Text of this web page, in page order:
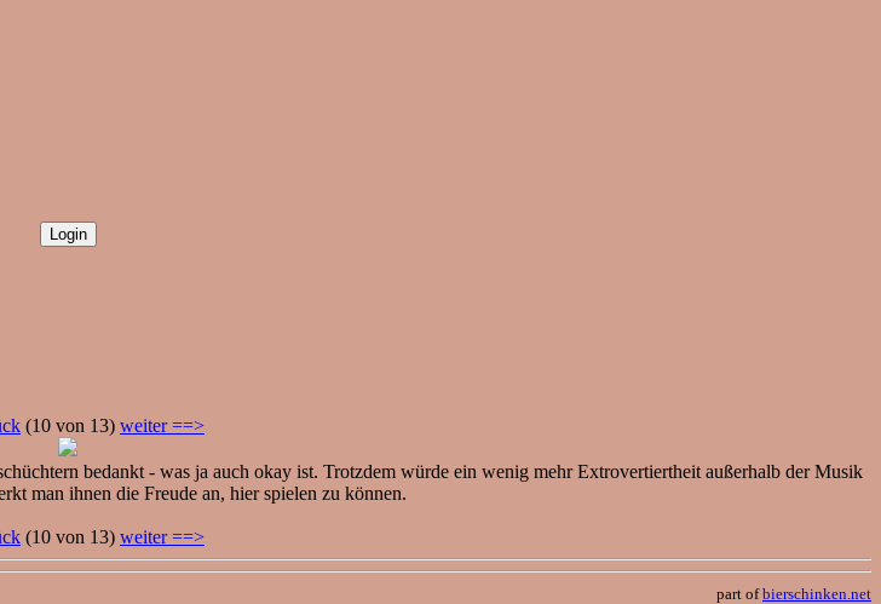
(10 von 13) weiter ==>
bedankt - was ja auch okay ist. Trotzdem würde ein wenig mehr Extrovertiertheit außerhalb der Musik
man ihnen die Freude an, hier spielen zu können.
(10 von 13) weiter ==>
part ofbierschinken.net